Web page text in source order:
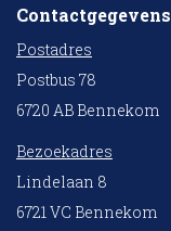
Contactgegevens
Postadres
Postbus 78
6720 AB Bennekom
Bezoekadres
Lindelaan 8
6721 VC Bennekom